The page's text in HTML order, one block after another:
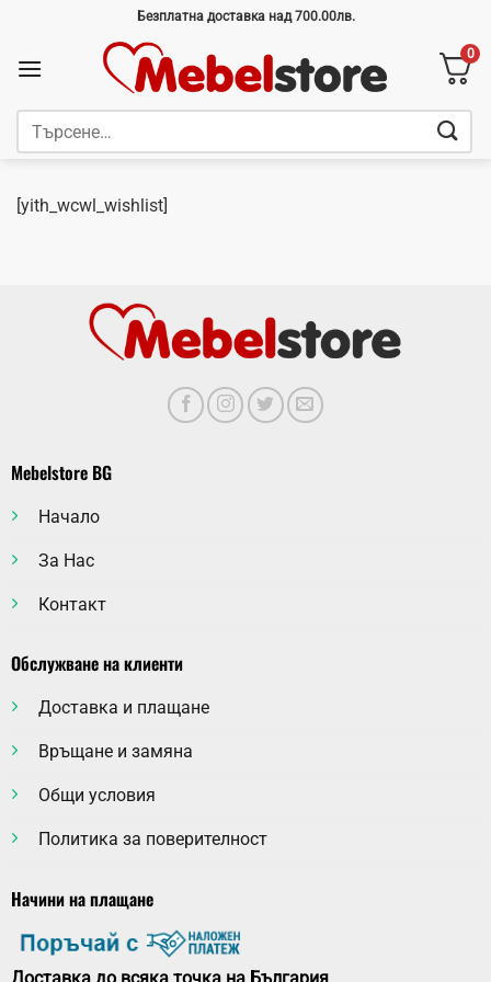
content
Безплатна доставка над 700.00лв.
0
Търсене
[yith_wcwl_wishlist]
Mebelstore BG
Начало
За Нас
Контакт
Обслужване на клиенти
Доставка и плащане
Връщане и замяна
Общи условия
Политика за поверителност
Начини на плащане